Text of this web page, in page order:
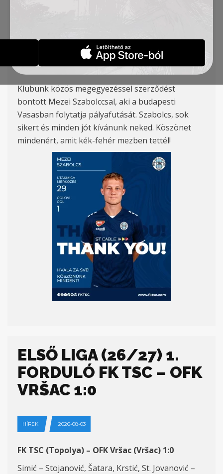
Klubunk közös megegyezéssel szerződést
bontott Mezei Szabolccsal, aki a budapesti
Vasasban folytatja pályafutását. Szabolcs, sok
sikert és minden jót kívánunk neked. Köszönet
mindenért, amit kék-fehér mezben tettél!
ELSŐ LIGA (26/27) 1.
FORDULÓ FK TSC – OFK
VRŠAC 1:0
HÍREK 2026-08-03
FK TSC (Topolya) – OFK Vršac (Vršac) 1:0
Simić – Stojanović, Šatara, Krstić, St. Jovanović –